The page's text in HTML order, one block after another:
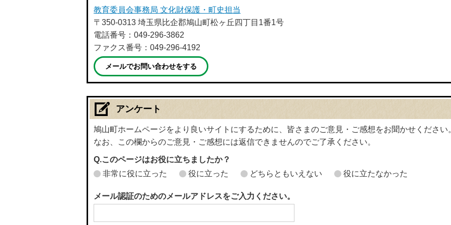
教育委員会事務局 文化財保護・町史担当
〒350-0313 埼玉県比企郡鳩山町松ヶ丘四丁目1番1号
電話番号：049-296-3862
ファクス番号：049-296-4192
メールでお問い合わせをする
アンケート
鳩山町ホームページをより良いサイトにするために、皆さまのご意見・ご感想をお聞かせください
なお、この欄からのご意見・ご感想には返信できませんのでご了承ください。
Q.このページはお役に立ちましたか？
非常に役に立った
役に立った どちらともいえない 役に立たなかった
メール認証のためのメールアドレスをご入力ください。